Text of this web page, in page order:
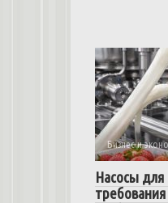
Бизнес и
Насосы для